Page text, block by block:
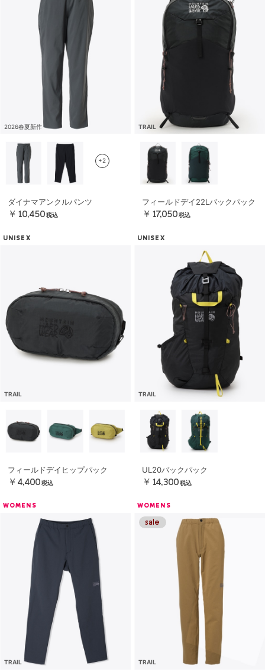
2026春夏新作
+2
ダイナマアンクルパンツ
￥10,450 税込
TRAIL
フィールドデイ22Lバックパック
￥17,050 税込
UNISEX
TRAIL
フィールドデイヒップパック
￥4,400 税込
UNISEX
TRAIL
UL20バックパック
￥14,300 税込
WOMENS
TRAIL
WOMENS
TRAIL